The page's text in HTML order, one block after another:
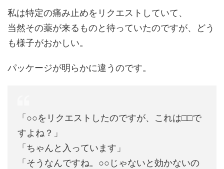
私は特定の痛み止めをリクエストしていて、
当然その薬が来るものと待っていたのですが、どう
も様子がおかしい。
パッケージが明らかに違うのです。
「○○をリクエストしたのですが、これは□□で
すよね？」
「ちゃんと入っています」
「そうなんですね。○○じゃないと効かないの